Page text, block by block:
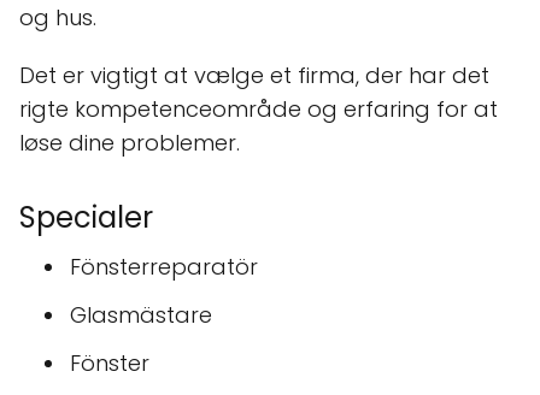
og hus.
Det er vigtigt at vælge et firma, der har det
rigte kompetenceområde og erfaring for at
løse dine problemer.
Specialer
Fönsterreparatör
Glasmästare
Fönster